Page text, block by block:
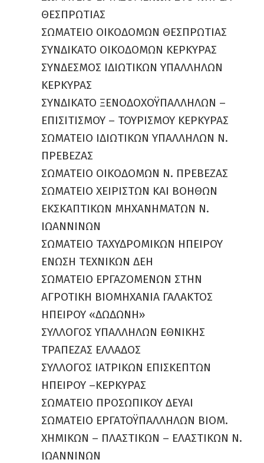
ΘΕΣΠΡΩΤΙΑΣ
ΣΩΜΑΤΕΙΟ ΟΙΚΟΔΟΜΩΝ ΘΕΣΠΡΩΤΙΑΣ
ΣΥΝΔΙΚΑΤΟ ΟΙΚΟΔΟΜΩΝ ΚΕΡΚΥΡΑΣ
ΣΥΝΔΕΣΜΟΣ ΙΔΙΩΤΙΚΩΝ ΥΠΑΛΛΗΛΩΝ
ΚΕΡΚΥΡΑΣ
ΣΥΝΔΙΚΑΤΟ ΞΕΝΟΔΟΧΟΫΠΑΛΛΗΛΩΝ –
ΕΠΙΣΙΤΙΣΜΟΥ – ΤΟΥΡΙΣΜΟΥ ΚΕΡΚΥΡΑΣ
ΣΩΜΑΤΕΙΟ ΙΔΙΩΤΙΚΩΝ ΥΠΑΛΛΗΛΩΝ Ν.
ΠΡΕΒΕΖΑΣ
ΣΩΜΑΤΕΙΟ ΟΙΚΟΔΟΜΩΝ Ν. ΠΡΕΒΕΖΑΣ
ΣΩΜΑΤΕΙΟ ΧΕΙΡΙΣΤΩΝ ΚΑΙ ΒΟΗΘΩΝ
ΕΚΣΚΑΠΤΙΚΩΝ ΜΗΧΑΝΗΜΑΤΩΝ Ν.
ΙΩΑΝΝΙΝΩΝ
ΣΩΜΑΤΕΙΟ ΤΑΧΥΔΡΟΜΙΚΩΝ ΗΠΕΙΡΟΥ
ΕΝΩΣΗ ΤΕΧΝΙΚΩΝ ΔΕΗ
ΣΩΜΑΤΕΙΟ ΕΡΓΑΖΟΜΕΝΩΝ ΣΤΗΝ
ΑΓΡΟΤΙΚΗ ΒΙΟΜΗΧΑΝΙΑ ΓΑΛΑΚΤΟΣ
ΗΠΕΙΡΟΥ «ΔΩΔΩΝΗ»
ΣΥΛΛΟΓΟΣ ΥΠΑΛΛΗΛΩΝ ΕΘΝΙΚΗΣ
ΤΡΑΠΕΖΑΣ ΕΛΛΑΔΟΣ
ΣΥΛΛΟΓΟΣ ΙΑΤΡΙΚΩΝ ΕΠΙΣΚΕΠΤΩΝ
ΗΠΕΙΡΟΥ –ΚΕΡΚΥΡΑΣ
ΣΩΜΑΤΕΙΟ ΠΡΟΣΩΠΙΚΟΥ ΔΕΥΑΙ
ΣΩΜΑΤΕΙΟ ΕΡΓΑΤΟΫΠΑΛΛΗΛΩΝ ΒΙΟΜ.
ΧΗΜΙΚΩΝ – ΠΛΑΣΤΙΚΩΝ – ΕΛΑΣΤΙΚΩΝ Ν.
ΙΩΑΝΝΙΝΩΝ